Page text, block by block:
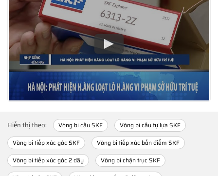
Hiển thị theo: Vòng bi cầu SKF
Vòng bi cầu tự lựa SKF
Vòng bi tiếp xúc góc SKF
Vòng bi tiếp xúc bốn điểm SKF
Vòng bi tiếp xúc góc 2 dãy
Vòng bi chặn trục SKF